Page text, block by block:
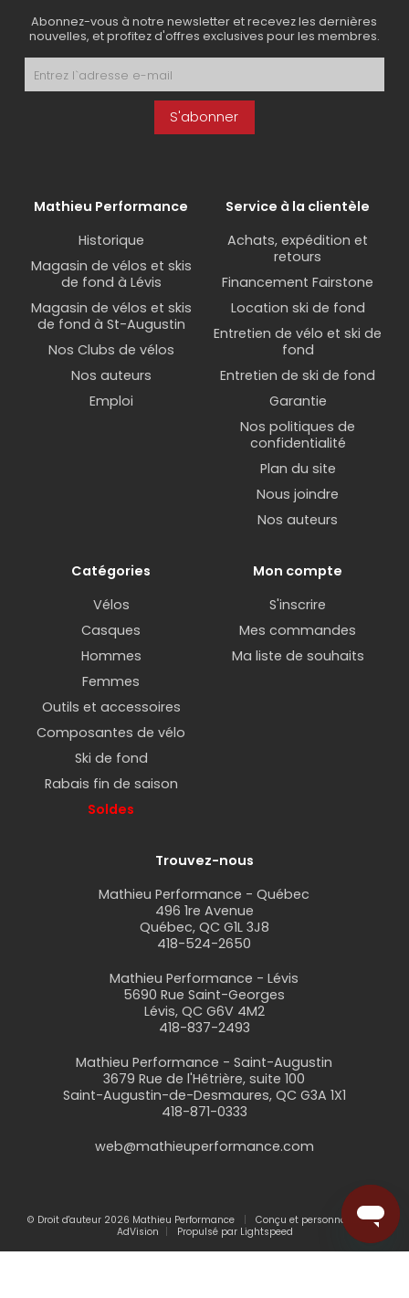
Abonnez-vous à notre newsletter et recevez les dernières
nouvelles, et profitez d'offres exclusives pour les membres.
S'abonner
Mathieu Performance
Historique
Magasin de vélos et skis
de fond à Lévis
Magasin de vélos et skis
de fond à St-Augustin
Nos Clubs de vélos
Nos auteurs
Emploi
Service à la clientèle
Achats, expédition et
retours
Financement Fairstone
Location ski de fond
Entretien de vélo et ski de
fond
Entretien de ski de fond
Garantie
Nos politiques de
confidentialité
Plan du site
Nous joindre
Nos auteurs
Catégories
Vélos
Casques
Hommes
Femmes
Outils et accessoires
Composantes de vélo
Ski de fond
Rabais fin de saison
Soldes
Mon compte
S'inscrire
Mes commandes
Ma liste de souhaits
Trouvez-nous
Mathieu Performance - Québec
496 1re Avenue
Québec, QC G1L 3J8
418-524-2650
Mathieu Performance - Lévis
5690 Rue Saint-Georges
Lévis, QC G6V 4M2
418-837-2493
Mathieu Performance - Saint-Augustin
3679 Rue de l'Hêtrière, suite 100
Saint-Augustin-de-Desmaures, QC G3A 1X1
418-871-0333
web@mathieuperformance.com
© Droit d'auteur 2026 Mathieu Performance
Conçu et personnalisé par
AdVision
Propulsé par Lightspeed